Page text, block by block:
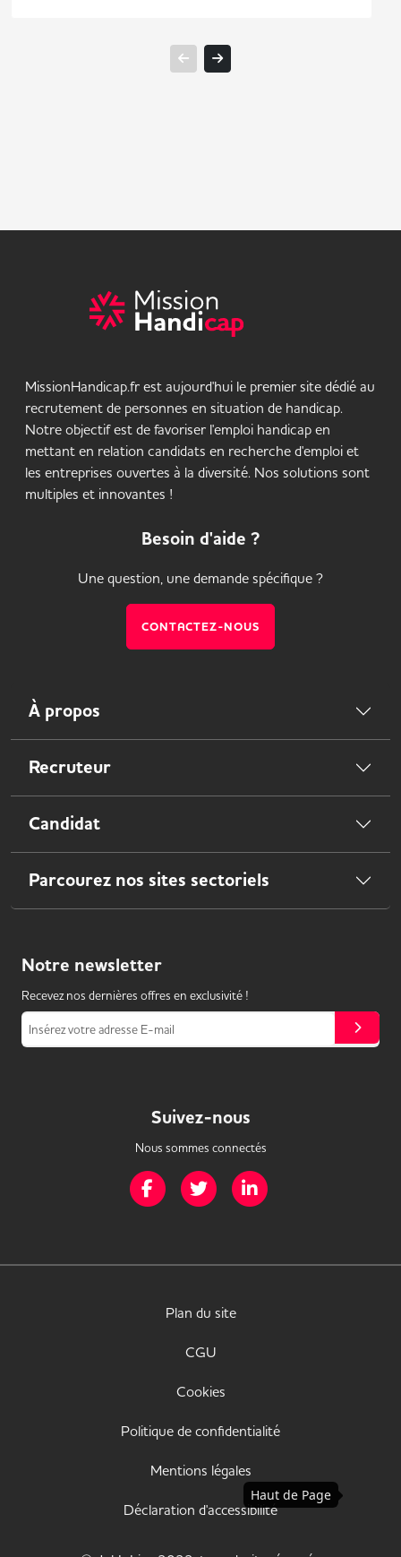
MissionHandicap.fr est aujourd'hui le premier site dédié au
recrutement de personnes en situation de handicap.
Notre objectif est de favoriser l'emploi handicap en
mettant en relation candidats en recherche d'emploi et
les entreprises ouvertes à la diversité. Nos solutions sont
multiples et innovantes !
Besoin d'aide ?
Une question, une demande spécifique ?
CONTACTEZ-NOUS
À propos
Recruteur
Candidat
Parcourez nos sites sectoriels
Notre newsletter
Recevez nos dernières offres en exclusivité !
Insérez votre adresse E-mail
Suivez-nous
Nous sommes connectés
Page Facebook de Mission Handicap
Page Twitter de Mission Handicap
Plan du site
CGU
Cookies
Politique de confidentialité
Mentions légales
Déclaration d'accessibilité
Haut de Page